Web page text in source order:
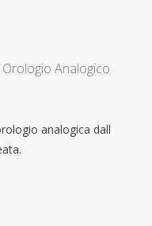
Analogico
analogica dall